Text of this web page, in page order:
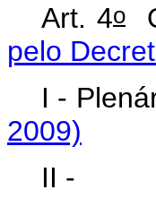
Art. 4o
pelo
I -
2009)
II -